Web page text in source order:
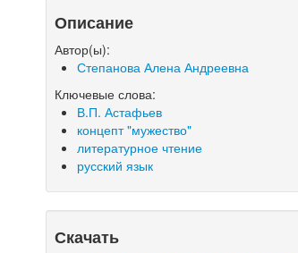
Описание
Автор(ы):
Степанова Алена Андреевна
Ключевые слова:
В.П. Астафьев
концепт "мужество"
литературное чтение
русский язык
Скачать